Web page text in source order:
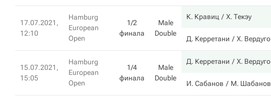
17.07.2021,
12:10
Hamburg
European
Open
1/2
финала
Male
Double
К. Кравиц Х. Текэу
Д. Керретани Х. Вердуго
15.07.2021,
15:05
Hamburg
European
Open
1/4
финала
Male
Double
Д. Керретани Х. Вердуго
И. Сабанов М. Шабанов